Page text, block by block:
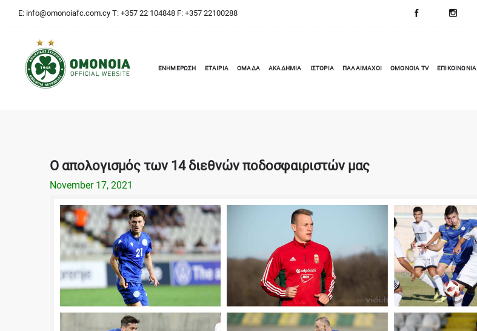
E: info@omonoiafc.com.cy T: +357 22 104848 F: +357 22100288
ΕΝΗΜΕΡΩΣΗ ΕΤΑΙΡΙΑ ΟΜΑΔΑ ΑΚΑΔΗΜΙΑ ΙΣΤΟΡΙΑ ΠΑΛΑΙΜΑΧΟΙ OMONOIA TV ΕΠΙΚΟΙΝΩΝΙΑ
Ο απολογισμός των 14 διεθνών ποδοσφαιριστών μας
November 17, 2021